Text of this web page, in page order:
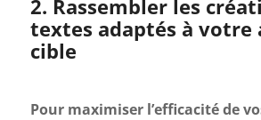
2. Rassembler les
textes adaptés à votre
cible
Pour maximiser l’efficacité de